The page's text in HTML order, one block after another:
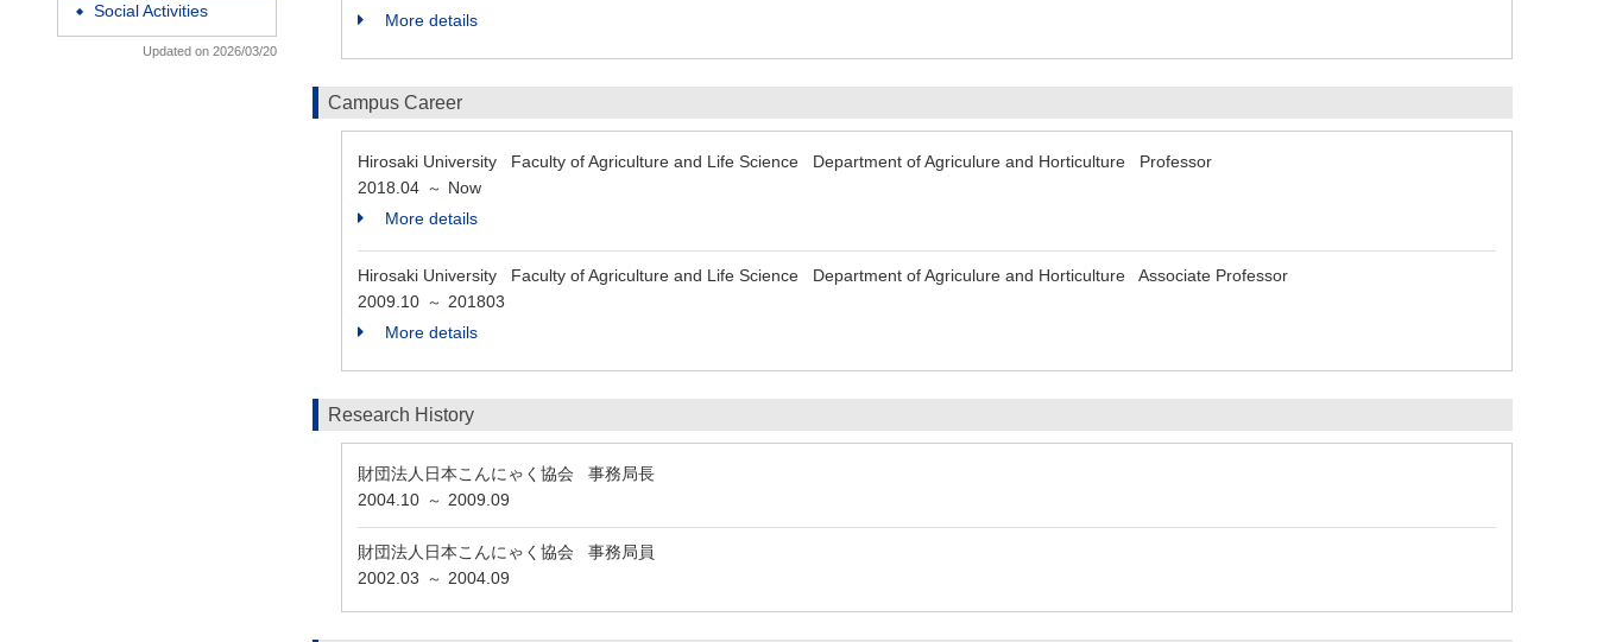
◆ Social Activities
Updated on 2026/03/20
More details
Campus Career
Hirosaki University Faculty of Agriculture and Life Science Department of Agriculure and Horticulture Professor
2018.04 ～ Now
More details
Hirosaki University Faculty of Agriculture and Life Science Department of Agriculure and Horticulture Associate Professor
2009.10 ～ 201803
More details
Research History
財団法人日本こんにゃく協会 事務局長
2004.10 ～ 2009.09
財団法人日本こんにゃく協会 事務局員
2002.03 ～ 2004.09